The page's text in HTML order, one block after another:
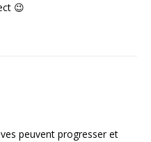
😉
peuvent progresser et